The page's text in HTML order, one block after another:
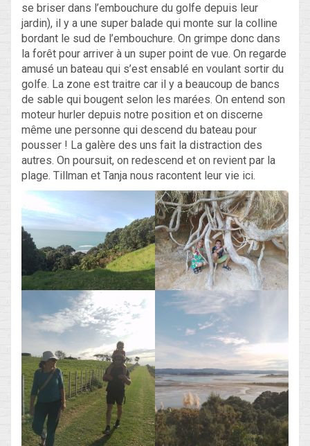
se briser dans l’embouchure du golfe depuis leur
jardin), il y a une super balade qui monte sur la colline
bordant le sud de l’embouchure. On grimpe donc dans
la forêt pour arriver à un super point de vue. On regarde
amusé un bateau qui s’est ensablé en voulant sortir du
golfe. La zone est traitre car il y a beaucoup de bancs
de sable qui bougent selon les marées. On entend son
moteur hurler depuis notre position et on discerne
même une personne qui descend du bateau pour
pousser ! La galère des uns fait la distraction des
autres. On poursuit, on redescend et on revient par la
plage. Tillman et Tanja nous racontent leur vie ici.